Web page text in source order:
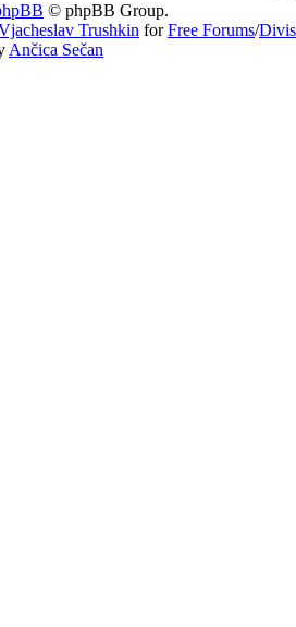
© phpBB Group.
Trushkin forFree Forums/
Ančica Sečan